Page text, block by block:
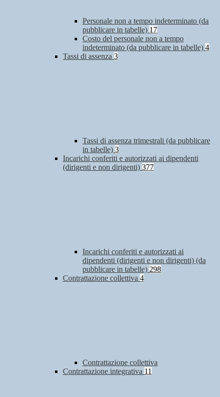
Personale non a tempo indeterminato (da
pubblicare in tabelle) 17
Costo del personale non a tempo
indeterminato (da pubblicare in tabelle) 4
Tassi di assenza 3
Tassi di assenza trimestrali (da pubblicare
in tabelle) 3
Incarichi conferiti e autorizzati ai dipendenti
(dirigenti e non dirigenti) 377
Incarichi conferiti e autorizzati ai
dipendenti (dirigenti e non dirigenti) (da
pubblicare in tabelle) 298
Contrattazione collettiva 4
Contrattazione collettiva
Contrattazione integrativa 11